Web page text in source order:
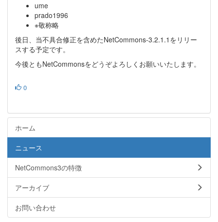
ume
prado1996
※敬称略
後日、当不具合修正を含めたNetCommons-3.2.1.1をリリー
スする予定です。
今後ともNetCommonsをどうぞよろしくお願いいたします。
0
ホーム
ニュース
NetCommons3の特徴
アーカイブ
お問い合わせ